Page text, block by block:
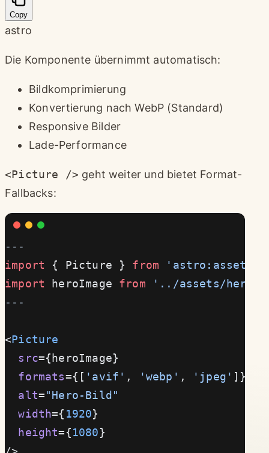
Copy
astro
Die Komponente übernimmt automatisch:
Bildkomprimierung
Konvertierung nach WebP (Standard)
Responsive Bilder
Lade-Performance
<Picture /> geht weiter und bietet Format-
Fallbacks:
---
import { Picture } from 'astro:assets'
import heroImage from '../assets/
---
<Picture
  src
={heroImage}
  formats
={[ 'avif' , 'webp' , 'jpeg' ]}
  alt
="Hero-Bild"
  width
={ 1920}
  height
={1080}